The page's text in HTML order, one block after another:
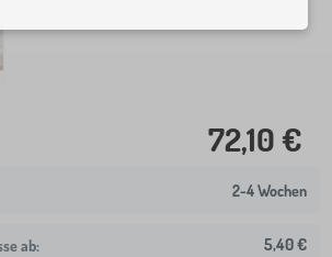
72,10 €
2-4 Wochen
ab: 5,40 €